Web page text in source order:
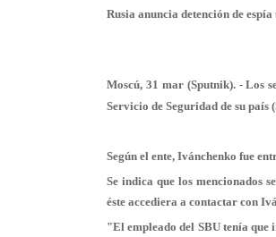
Rusia anuncia detención de
Moscú, 31 mar (Sputnik). - Los
Servicio de Seguridad de su país
Según el ente, Ivánchenko fue
Se indica que los mencionados
éste accediera a contactar con
"El empleado del SBU tenía que